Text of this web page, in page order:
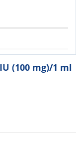
(100 mg)/1 ml